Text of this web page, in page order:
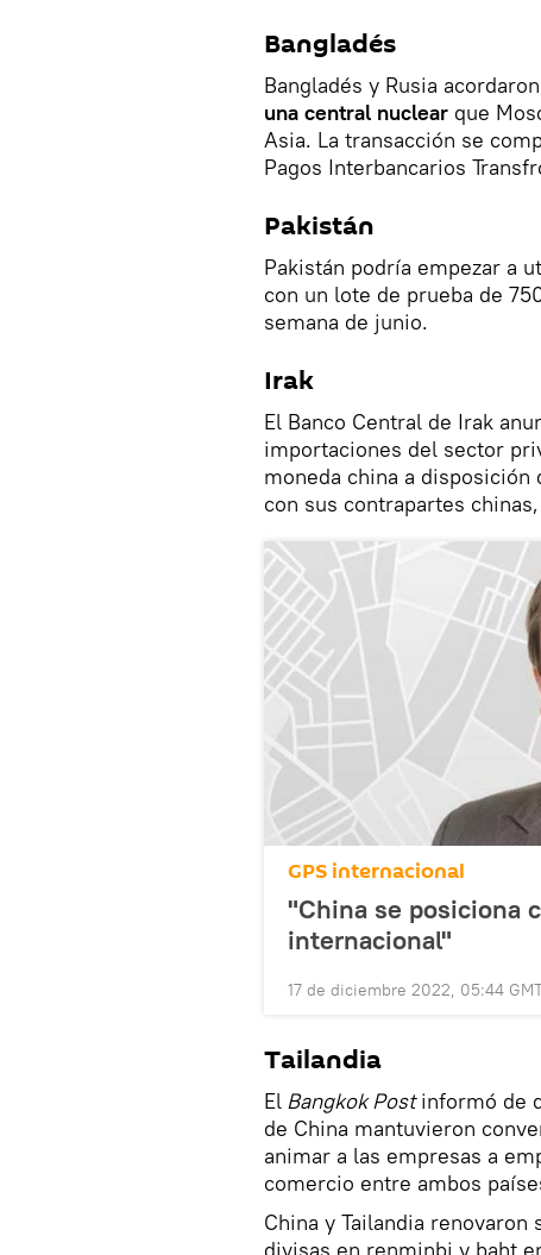
Bangladés
Bangladés y Rusia
una central nuclear que
Asia. La transacción se
Pagos Interbancarios
Pakistán
Pakistán podría empezar a
con un lote de prueba de
semana de junio.
Irak
El Banco Central de Irak
importaciones del sector
moneda china a
con sus contrapartes chinas,
GPS internacional
"China se posiciona
internacional"
17 de diciembre 2022, 05:44
Tailandia
El Bangkok Postinformó de
de China mantuvieron
animar a las empresas a
comercio entre ambos
China y Tailandia